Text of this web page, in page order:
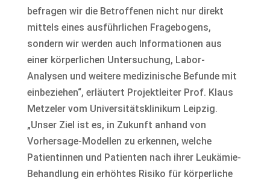
befragen wir die Betroffenen nicht nur direkt
mittels eines ausführlichen Fragebogens,
sondern wir werden auch Informationen aus
einer körperlichen Untersuchung, Labor-
Analysen und weitere medizinische Befunde mit
einbeziehen“, erläutert Projektleiter Prof. Klaus
Metzeler vom Universitätsklinikum Leipzig.
„Unser Ziel ist es, in Zukunft anhand von
Vorhersage-Modellen zu erkennen, welche
Patientinnen und Patienten nach ihrer Leukämie-
Behandlung ein erhöhtes Risiko für körperliche